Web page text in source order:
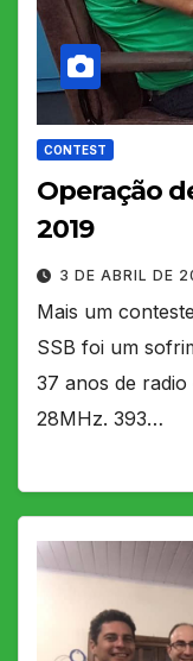
CONTEST
Operação
2019
3 DE ABRIL DE
Mais um
SSB foi um
37 anos de
28MHz. 393…